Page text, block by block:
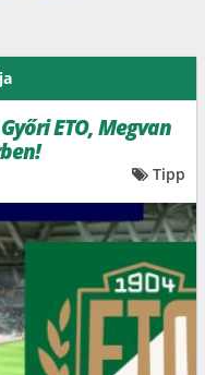
ETO, Megvan
Tipp